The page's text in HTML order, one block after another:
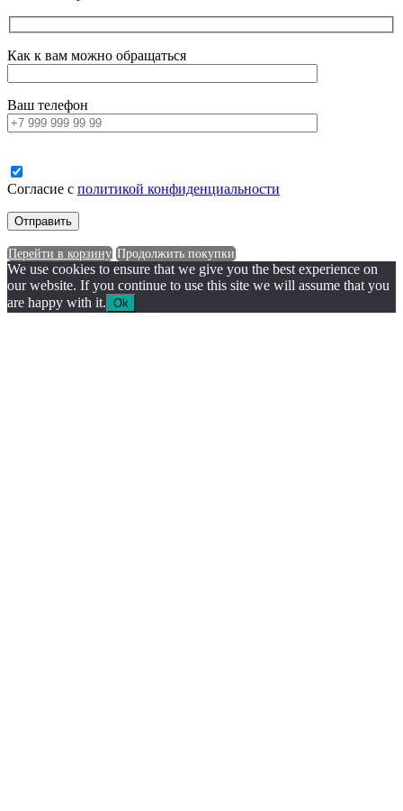
Как к вам можно обращаться
Ваш телефон
Согласие с политикой конфиденциальности
Перейти в корзину Продолжить покупки
We use cookies to ensure that we give you the best experience on
our website. If you continue to use this site we will assume that you
are happy with it. Ok